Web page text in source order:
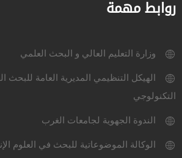
روابط مهمة
وزارة التعليم العالي و البحث العلمي
الهيكل التنظيمي المديرية العامة للبحث
التكنولوجي
الندوة الجهوية لجامعات الغرب
الوكالة الموضوعاتية للبحث في العلوم